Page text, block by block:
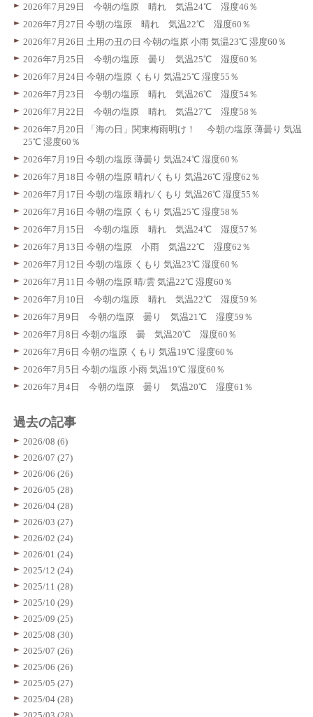
2026年7月29日 今朝の塩原 晴れ 気温24℃ 湿度46％
2026年7月27日 今朝の塩原 晴れ 気温22℃ 湿度60％
2026年7月26日 土用の丑の日 今朝の塩原 小雨 気温23℃ 湿度60％
2026年7月25日 今朝の塩原 曇り 気温25℃ 湿度60％
2026年7月24日 今朝の塩原 くもり 気温25℃ 湿度55％
2026年7月23日 今朝の塩原 晴れ 気温26℃ 湿度54％
2026年7月22日 今朝の塩原 晴れ 気温27℃ 湿度58％
2026年7月20日 「海の日」関東梅雨明け！ 今朝の塩原 薄曇り 気温
25℃ 湿度60％
2026年7月19日 今朝の塩原 薄曇り 気温24℃ 湿度60％
2026年7月18日 今朝の塩原 晴れ/くもり 気温26℃ 湿度62％
2026年7月17日 今朝の塩原 晴れ/くもり 気温26℃ 湿度55％
2026年7月16日 今朝の塩原 くもり 気温25℃ 湿度58％
2026年7月15日 今朝の塩原 晴れ 気温24℃ 湿度57％
2026年7月13日 今朝の塩原 小雨 気温22℃ 湿度62％
2026年7月12日 今朝の塩原 くもり 気温23℃ 湿度60％
2026年7月11日 今朝の塩原 晴/雲 気温22℃ 湿度60％
2026年7月10日 今朝の塩原 晴れ 気温22℃ 湿度59％
2026年7月9日 今朝の塩原 曇り 気温21℃ 湿度59％
2026年7月8日 今朝の塩原 曇 気温20℃ 湿度60％
2026年7月6日 今朝の塩原 くもり 気温19℃ 湿度60％
2026年7月5日 今朝の塩原 小雨 気温19℃ 湿度60％
2026年7月4日 今朝の塩原 曇り 気温20℃ 湿度61％
過去の記事
2026/08 (6)
2026/07 (27)
2026/06 (26)
2026/05 (28)
2026/04 (28)
2026/03 (27)
2026/02 (24)
2026/01 (24)
2025/12 (24)
2025/11 (28)
2025/10 (29)
2025/09 (25)
2025/08 (30)
2025/07 (26)
2025/06 (26)
2025/05 (27)
2025/04 (28)